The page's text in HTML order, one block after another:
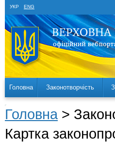
УКР ENG
Головна Законотворчість
Головна >
Картка